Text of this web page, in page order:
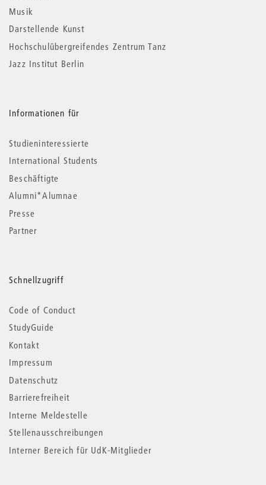
Musik
Darstellende Kunst
Hochschulübergreifendes Zentrum Tanz
Jazz Institut Berlin
Informationen für
Studieninteressierte
International Students
Beschäftigte
Alumni*Alumnae
Presse
Partner
Schnellzugriff
Code of Conduct
StudyGuide
Kontakt
Impressum
Datenschutz
Barrierefreiheit
Interne Meldestelle
Stellenausschreibungen
Interner Bereich für UdK-Mitglieder